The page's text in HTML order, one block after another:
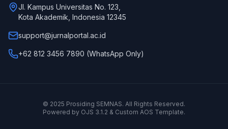
Jl. Kampus Universitas No. 123,
Kota Akademik, Indonesia 12345
support@jurnalportal.ac.id
+62 812 3456 7890 (WhatsApp Only)
© 2025 Prosiding SEMNAS. All Rights Reserved.
Powered by OJS 3.1.2 & Custom AOS Template.